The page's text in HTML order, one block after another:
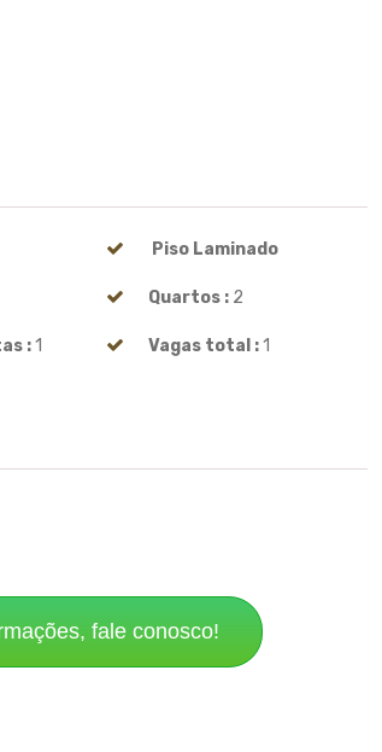
Piso Laminado
Quartos : 2
:1 Vagas total :1
fale conosco!